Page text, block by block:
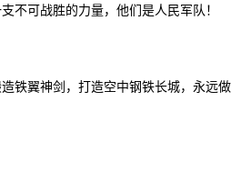
不可战胜的力量，他们是人民军队！
铁翼神剑，打造空中钢铁长城，永远做